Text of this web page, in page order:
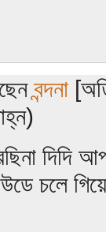
বন্দনা
দিদি
চলে